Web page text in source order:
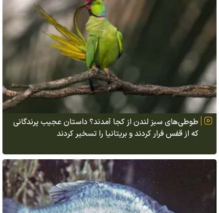
طوطی‌های سبز لندن از کجا آمدند؟ داستان عجیب پرندگانی
که از قفس فرار کردند و بریتانیا را تسخیر کردند